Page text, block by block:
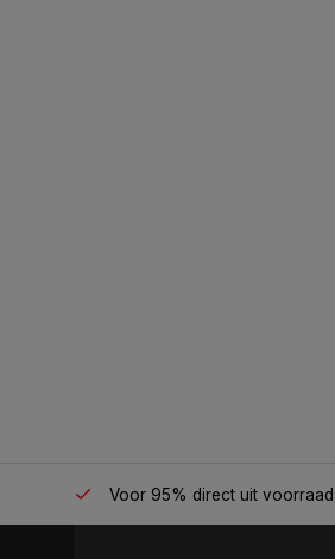
Voor 95% direct uit